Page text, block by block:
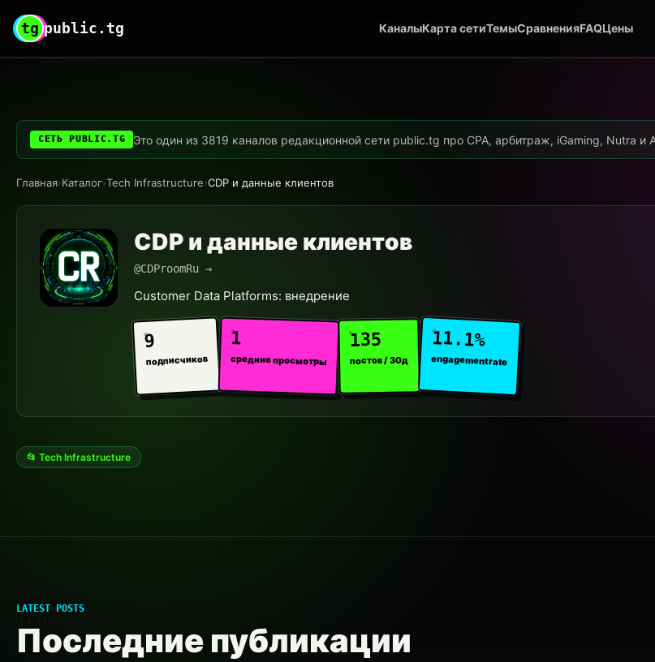
tg public.tg КаналыКарта сетиТемыСравненияFAQЦены
СЕТЬ PUBLIC.TG Это один из 3819 каналов редакционной сети public.tg про CPA, арбитраж, iGaming, Nutra
Главная›Каталог›Tech Infrastructure›CDP и данные клиентов
CDP и данные клиентов
@CDProomRu →
Customer Data Platforms: внедрение
9
подписчиков
1
средние просмотры
135
постов / 30д
11.1%
engagement rate
📂 Tech Infrastructure
LATEST POSTS
Последние публикации